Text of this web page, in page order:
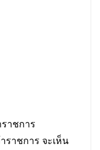
าชการ
ราชการ จะเห็น